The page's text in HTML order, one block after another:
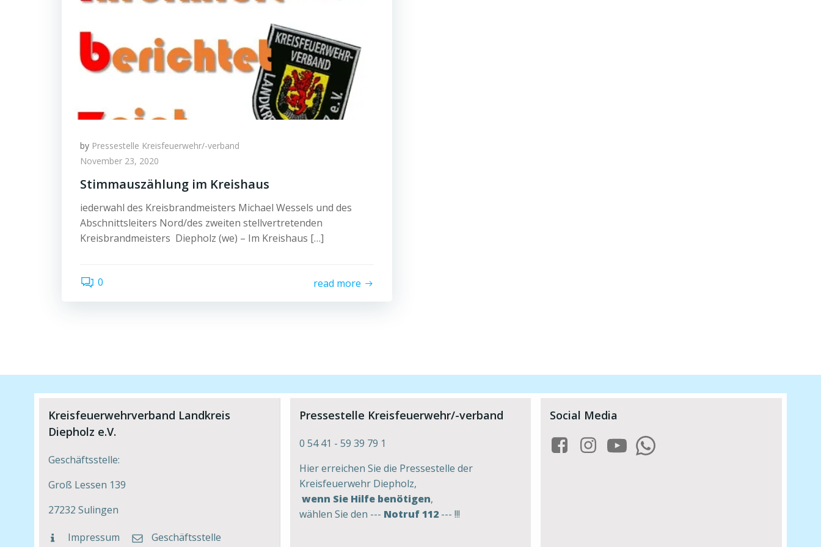
by Pressestelle Kreisfeuerwehr/-verband
November 23, 2020
Stimmauszählung im Kreishaus
iederwahl des Kreisbrandmeisters Michael Wessels und des
Abschnittsleiters Nord/des zweiten stellvertretenden
Kreisbrandmeisters Diepholz (we) – Im Kreishaus […]
0 read more
Kreisfeuerwehrverband Landkreis
Diepholz e.V.
Geschäftsstelle:
Groß Lessen 139
27232 Sulingen
Impressum Geschäftsstelle
Pressestelle Kreisfeuerwehr/-verband
0 54 41 - 59 39 79 1
Hier erreichen Sie die Pressestelle der
Kreisfeuerwehr Diepholz,
wenn Sie Hilfe benötigen,
wählen Sie den --- Notruf 112--- !!!
Social Media